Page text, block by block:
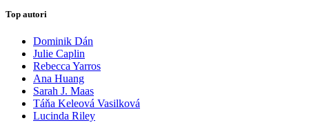
Top autori
Dominik Dán
Julie Caplin
Rebecca Yarros
Ana Huang
Sarah J. Maas
Táňa Keleová Vasilková
Lucinda Riley